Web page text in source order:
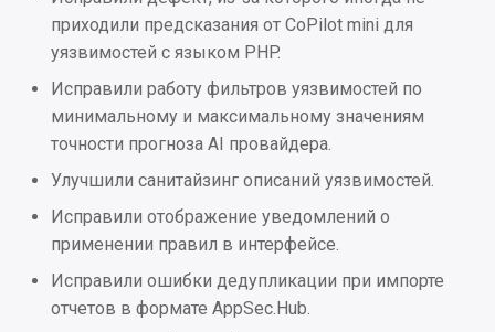
приходили предсказания от CoPilot mini для
уязвимостей с языком PHP.
Исправили работу фильтров уязвимостей по
минимальному и максимальному значениям
точности прогноза AI провайдера.
Улучшили санитайзинг описаний уязвимостей.
Исправили отображение уведомлений о
применении правил в интерфейсе.
Исправили ошибки дедупликации при импорте
отчетов в формате AppSec.Hub.